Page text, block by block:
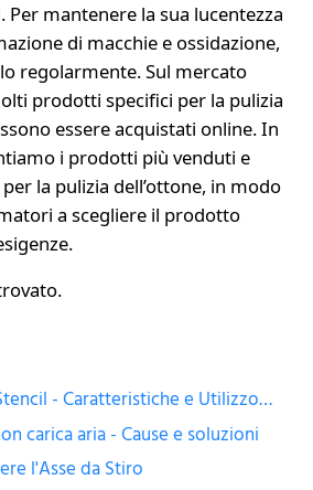
Per mantenere la sua lucentezza
di macchie e ossidazione,
regolarmente. Sul mercato
prodotti specifici per la pulizia
essere acquistati online. In
i prodotti più venduti e
la pulizia dell’ottone, in modo
a scegliere il prodotto
- Caratteristiche e Utilizzo…
carica aria - Cause e soluzioni
l'Asse da Stiro